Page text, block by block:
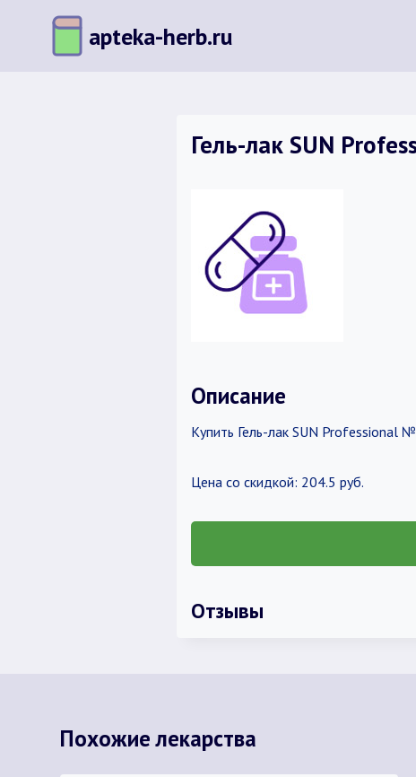
содержимому
apteka-herb.ru
Гель-лак SUN
Описание
Купить Гель-лак SUN Professional
Цена со скидкой: 204.5 руб.
Отзывы
Похожие лекарства